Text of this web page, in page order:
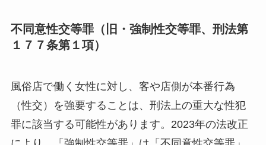
不同意性交等罪（旧・強制性交等罪、刑法第
１７７条第１項）
風俗店で働く女性に対し、客や店側が本番行為
（性交）を強要することは、刑法上の重大な性犯
罪に該当する可能性があります。2023年の法改正